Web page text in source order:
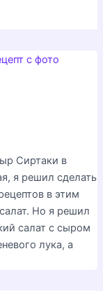
Сиртаки в
я решил сделать
в этим
Но я решил
салат с сыром
лука, а